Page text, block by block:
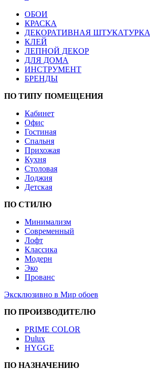
ОБОИ
КРАСКА
ДЕКОРАТИВНАЯ ШТУКАТУРКА
КЛЕЙ
ЛЕПНОЙ ДЕКОР
ДЛЯ ДОМА
ИНСТРУМЕНТ
БРЕНДЫ
ПО ТИПУ ПОМЕЩЕНИЯ
Кабинет
Офис
Гостиная
Спальня
Прихожая
Кухня
Столовая
Лоджия
Детская
ПО СТИЛЮ
Минимализм
Современный
Лофт
Классика
Модерн
Эко
Прованс
Эксклюзивно в Мир обоев
ПО ПРОИЗВОДИТЕЛЮ
PRIME COLOR
Dulux
HYGGE
ПО НАЗНАЧЕНИЮ